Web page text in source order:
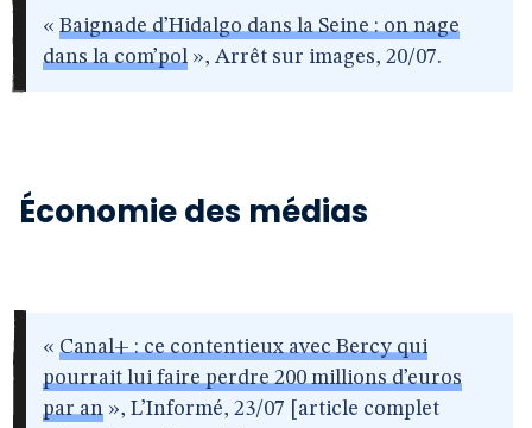
« Baignade d’Hidalgo dans la Seine : on nage
dans la com’pol », Arrêt sur images, 20/07.
Économie des médias
« Canal+ : ce contentieux avec Bercy qui
pourrait lui faire perdre 200 millions d’euros
par an », L’Informé, 23/07 [article complet